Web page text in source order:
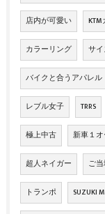
店内が可愛い
カラーリング サ
バイクと合うアパレル
レブル女子 TRRS
極上中古 新車１
超人ネイガー ご
トランポ SUZUKI